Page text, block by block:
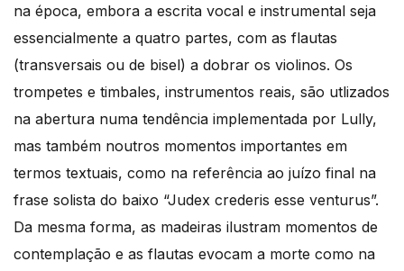
na época, embora a escrita vocal e instrumental seja
essencialmente a quatro partes, com as flautas
(transversais ou de bisel) a dobrar os violinos. Os
trompetes e timbales, instrumentos reais, são utlizados
na abertura numa tendência implementada por Lully,
mas também noutros momentos importantes em
termos textuais, como na referência ao juízo final na
frase solista do baixo “Judex crederis esse venturus”.
Da mesma forma, as madeiras ilustram momentos de
contemplação e as flautas evocam a morte como na